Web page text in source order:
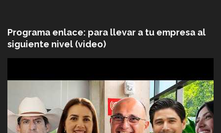
Programa enlace: para llevar a tu empresa al
siguiente nivel (video)